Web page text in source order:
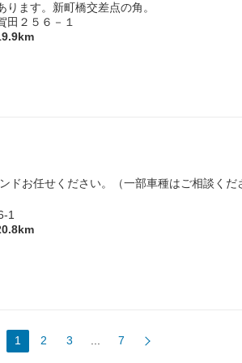
ます。新町橋交差点の角。
田２５６－１
ドお任せください。（一部車種はご相談くだ
1
1 2 3 ... 7